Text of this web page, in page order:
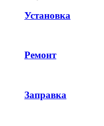
Установка
Ремонт
Заправка